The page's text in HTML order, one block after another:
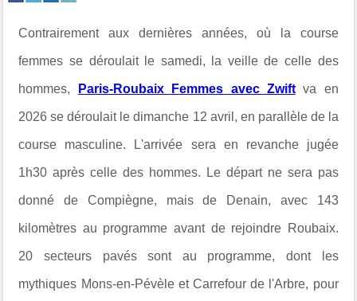
Contrairement aux dernières années, où la course
femmes se déroulait le samedi, la veille de celle des
hommes, Paris-Roubaix Femmes avec Zwiftva en
2026 se déroulait le dimanche 12 avril, en parallèle de la
course masculine. L'arrivée sera en revanche jugée
1h30 après celle des hommes. Le départ ne sera pas
donné de Compiègne, mais de Denain, avec 143
kilomètres au programme avant de rejoindre Roubaix.
20 secteurs pavés sont au programme, dont les
mythiques Mons-en-Pévèle et Carrefour de l'Arbre, pour